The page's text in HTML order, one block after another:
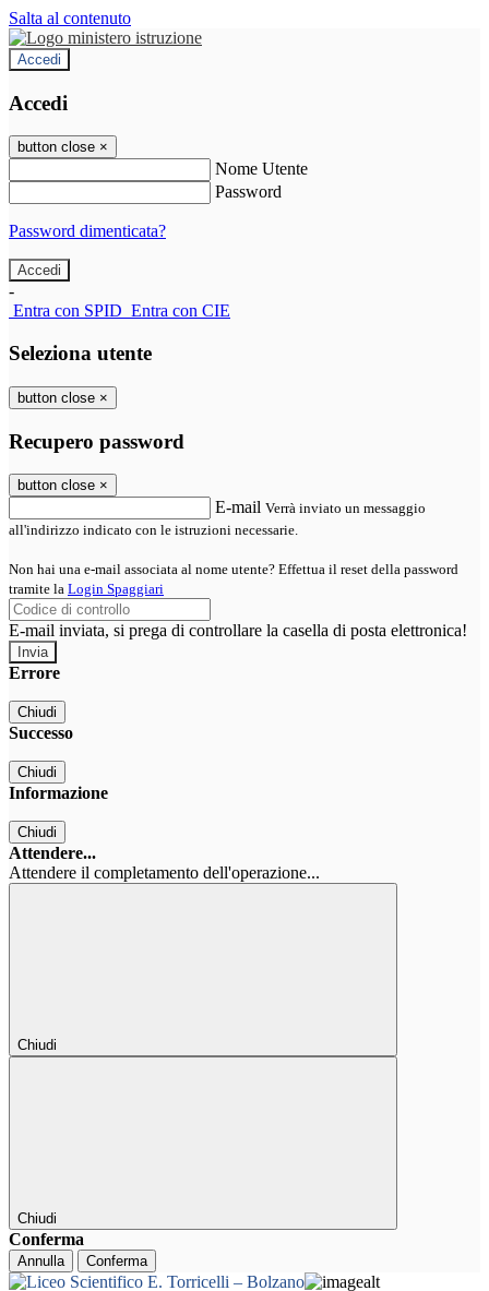
Salta al contenuto
Accedi
Accedi
button close ×
Nome Utente
Password
Password dimenticata?
-
Entra con SPID Entra con CIE
Seleziona utente
button close ×
Recupero password
button close ×
E-mail Verrà inviato un messaggio
all'indirizzo indicato con le istruzioni necessarie.
Non hai una e-mail associata al nome utente? Effettua il reset della password
tramite la Login Spaggiari
E-mail inviata, si prega di controllare la casella di posta elettronica!
Errore
Chiudi
Successo
Chiudi
Informazione
Chiudi
Attendere...
Attendere il completamento dell'operazione...
Chiudi
Chiudi
Conferma
Annulla Conferma